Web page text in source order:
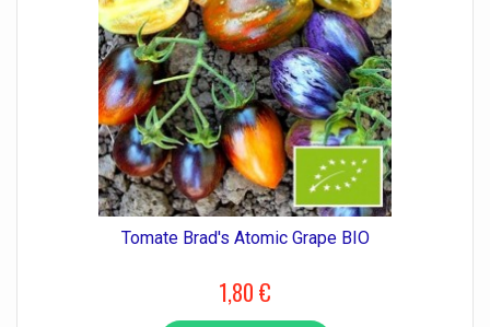
Tomate Brad's Atomic Grape BIO
1,80 €